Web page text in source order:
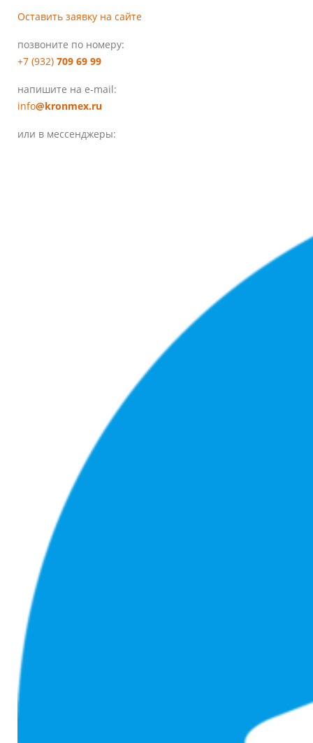
Оставить заявку на сайте
позвоните по номеру:
+7 (932) 709 69 99
напишите на e-mail:
info@kronmex.ru
или в мессенджеры: